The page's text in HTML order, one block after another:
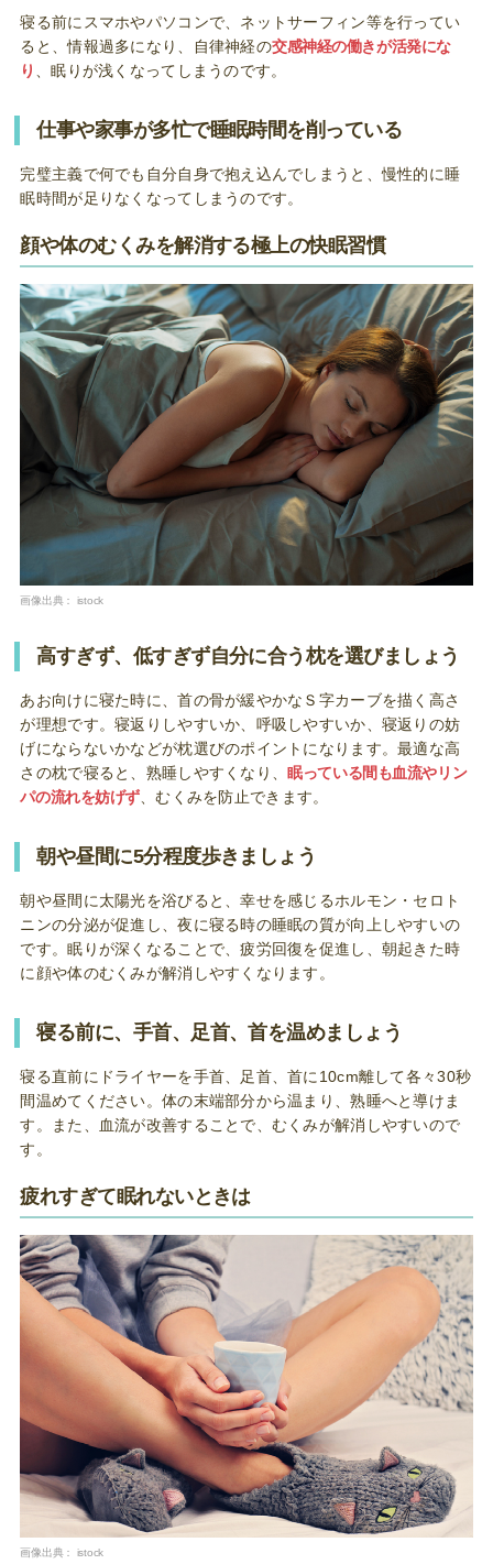
寝る前にスマホやパソコンで、ネットサーフィン等を行ってい
ると、情報過多になり、自律神経の交感神経の働きが活発にな
り 、眠りが浅くなってしまうのです。
仕事や家事が多忙で睡眠時間を削っている
完璧主義で何でも自分自身で抱え込んでしまうと、慢性的に睡
眠時間が足りなくなってしまうのです。
顔や体のむくみを解消する極上の快眠習慣
画像出典： istock
高すぎず、低すぎず自分に合う枕を選びましょう
あお向けに寝た時に、首の骨が緩やかなＳ字カーブを描く高さ
が理想です。寝返りしやすいか、呼吸しやすいか、寝返りの妨
げにならないかなどが枕選びのポイントになります。最適な高
さの枕で寝ると、熟睡しやすくなり、眠っている間も血流やリン
パの流れを妨げず、むくみを防止できます。
朝や昼間に5分程度歩きましょう
朝や昼間に太陽光を浴びると、幸せを感じるホルモン・セロト
ニンの分泌が促進し、夜に寝る時の睡眠の質が向上しやすいの
です。眠りが深くなることで、疲労回復を促進し、朝起きた時
に顔や体のむくみが解消しやすくなります。
寝る前に、手首、足首、首を温めましょう
寝る直前にドライヤーを手首、足首、首に10cm離して各々30秒
間温めてください。体の末端部分から温まり、熟睡へと導けま
す。また、血流が改善することで、むくみが解消しやすいので
す。
疲れすぎて眠れないときは
画像出典： istock